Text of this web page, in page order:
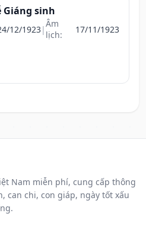
Giáng sinh
12/1923|Âm
lịch:
17/11/1923
Nam miễn phí, cung cấp thông
can chi, con giáp, ngày tốt xấu